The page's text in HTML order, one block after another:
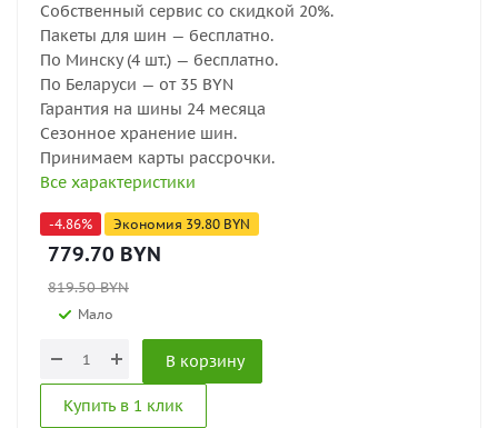
Собственный сервис со скидкой 20%.
Пакеты для шин — бесплатно.
По Минску (4 шт.) — бесплатно.
По Беларуси — от 35 BYN
Гарантия на шины 24 месяца
Сезонное хранение шин.
Принимаем карты рассрочки.
Все характеристики
-4.86% Экономия 39.80 BYN
779.70 BYN
819.50BYN
Мало
В корзину
Купить в 1 клик